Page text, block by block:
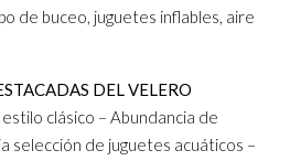
de buceo, juguetes inflables, aire
DEL VELERO
clásico – Abundancia de
selección de juguetes acuáticos –